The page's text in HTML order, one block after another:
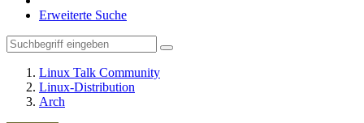
Erweiterte Suche
Linux Talk Community
Linux-Distribution
Arch